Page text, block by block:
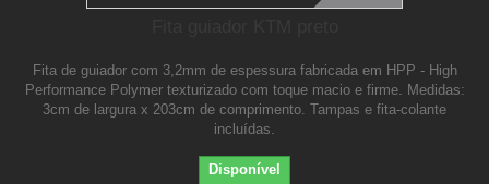
Fita de guiador com 3,2mm de espessura fabricada em HPP - High
Performance Polymer texturizado com toque macio e firme. Medidas:
3cm de largura x 203cm de comprimento. Tampas e fita-colante
incluídas.
Disponível